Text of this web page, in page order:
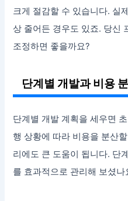
크게 절감할 수 있습니다. 실
상 줄어든 경우도 있죠. 당신
조정하면 좋을까요?
단계별 개발과 비용
단계별 개발 계획을 세우면
행 상황에 따라 비용을 분산
리에도 큰 도움이 됩니다. 단
를 효과적으로 관리해 보셨나